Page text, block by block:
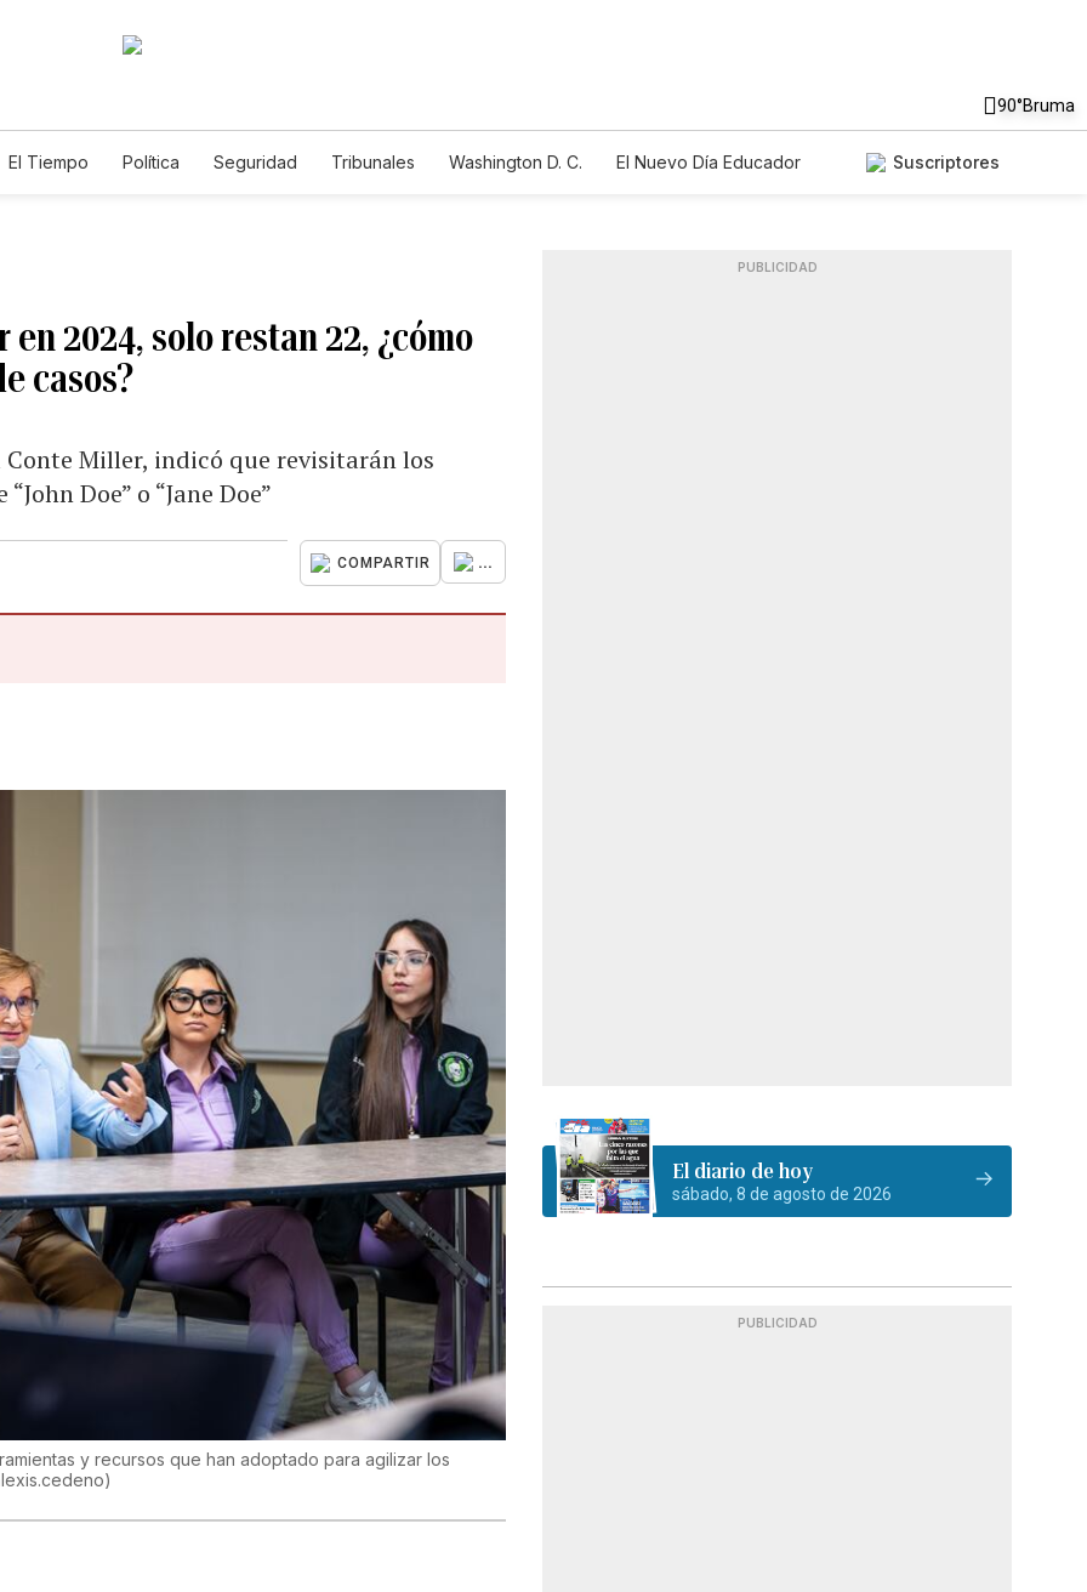
90°Bruma
El Tiempo Política Seguridad Tribunales Washington D. C. El Nuevo Día Educador Suscriptores
2024, solo restan 22, ¿cómo
casos?
Miller, indicó que revisitarán los
Doe” o “Jane Doe”
COMPARTIR ...
y recursos que han adoptado para agilizar los
)
PUBLICIDAD
El diario de hoy
sábado, 8 de agosto de 2026
PUBLICIDAD